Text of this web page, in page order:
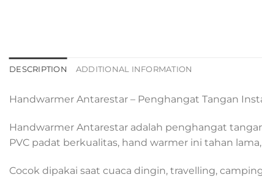
DESCRIPTION ADDITIONAL INFORMATION
Handwarmer Antarestar – Penghangat Tangan
Handwarmer Antarestar adalah penghangat
PVC padat berkualitas, hand warmer ini tahan
Cocok dipakai saat cuaca dingin, travelling,